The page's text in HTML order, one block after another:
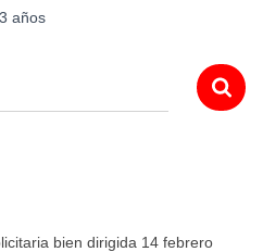
3 años
bien dirigida 14 febrero